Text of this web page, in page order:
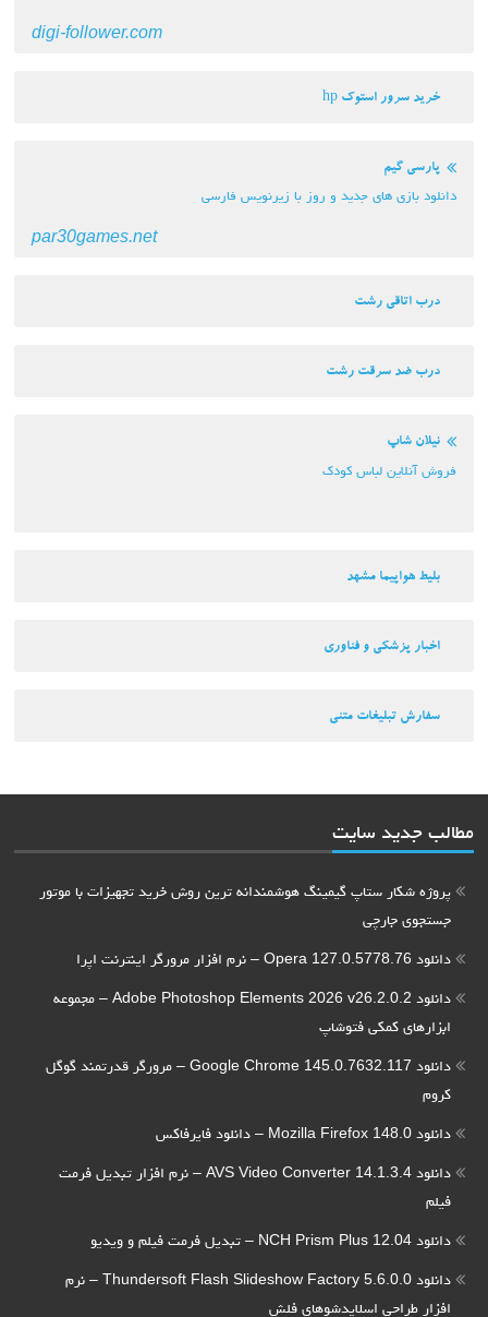
digi-follower.com
خرید سرور استوک hp
پارسی گیم
دانلود بازی های جدید و روز با زیرنویس فارسی
par30games.net
درب اتاقی رشت
درب ضد سرقت رشت
نیلان شاپ
فروش آنلاین لباس کودک
بلیط هواپیما مشهد
اخبار پزشکی و فناوری
سفارش تبلیغات متنی
مطالب جدید سایت
پروژه شکار ستاپ گیمینگ هوشمندانه ترین روش خرید تجهیزات با موتور
جستجوی جارچی
دانلود Opera 127.0.5778.76 – نرم افزار مرورگر اینترنت اپرا
دانلود Adobe Photoshop Elements 2026 v26.2.0.2 – مجموعه
ابزارهای کمکی فتوشاپ
دانلود Google Chrome 145.0.7632.117 – مرورگر قدرتمند گوگل
کروم
دانلود Mozilla Firefox 148.0 – دانلود فایرفاکس
دانلود AVS Video Converter 14.1.3.4 – نرم افزار تبدیل فرمت
فیلم
دانلود NCH Prism Plus 12.04 – تبدیل فرمت فیلم و ویدیو
دانلود Thundersoft Flash Slideshow Factory 5.6.0.0 – نرم
افزار طراحی اسلایدشوهای فلش